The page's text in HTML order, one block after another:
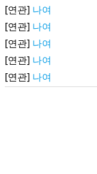
[연관] 나여
[연관] 나여
[연관] 나여
[연관] 나여
[연관] 나여